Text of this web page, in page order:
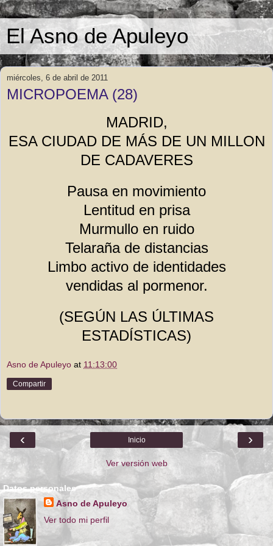
El Asno de Apuleyo
miércoles, 6 de abril de 2011
MICROPOEMA (28)
MADRID,
ESA CIUDAD DE MÁS DE UN MILLON
DE CADAVERES
Pausa en movimiento
Lentitud en prisa
Murmullo en ruido
Telaraña de distancias
Limbo activo de identidades
vendidas al pormenor.
(SEGÚN LAS ÚLTIMAS
ESTADÍSTICAS)
Asno de Apuleyo at 11:13:00
Compartir
‹ ›
Inicio
Ver versión web
Datos personales
Asno de Apuleyo
Ver todo mi perfil